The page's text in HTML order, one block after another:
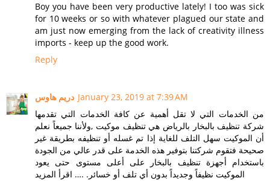
Boy you have been very productive lately! I too was sick
for 10 weeks or so with whatever plagued our state and
am just now emerging from the lack of creativity illness
imports - keep up the good work.
Reply
دريم هاوس January 23, 2019 at 7:39 AM
من الخدمات التي لا تقل أهمية عن كافة الخدمات التي تقدمها
شركة تنظيف بالبخار بالرياض هي تنظيف موكيت ,ولأننا جميعاً نعلم
أن الموكيت سهل التلف للغاية إذا تم غسله أو تنظيفه بطريقة غير
صحيحة فتقوم شركتنا بتوفير هذه الخدمة على قدر عالي من الجودة
باستخدام أجهزة تنظيف بالبخار على أعلى مستوى حتى يعود
الموكيت نظيفاً وجديداً بدون أي تلف أو خسائر. .… اقرأ المزيد